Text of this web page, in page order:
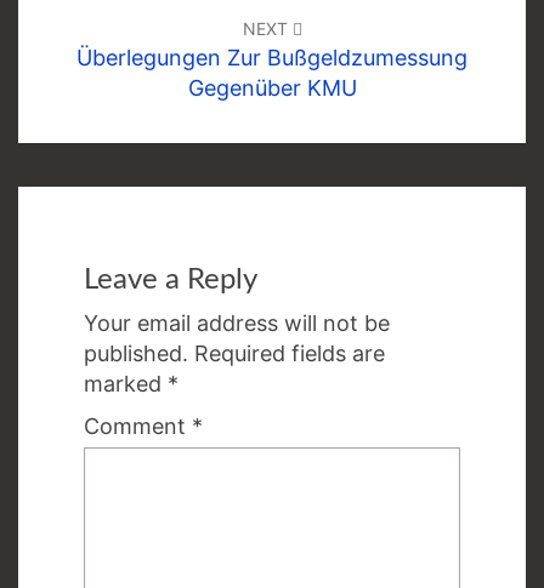
NEXT
Überlegungen Zur Bußgeldzumessung
Gegenüber KMU
Leave a Reply
Your email address will not be
published. Required fields are
marked *
Comment *